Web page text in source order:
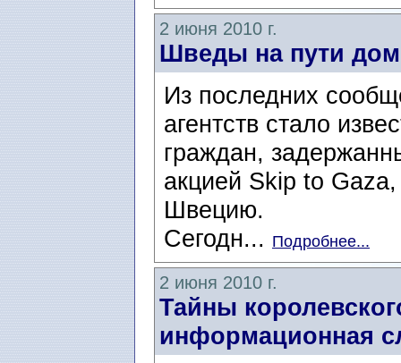
2 июня 2010 г.
Шведы на пути
Из последних
агентств стало
граждан,
акцией Skip to
Швецию.
Сегодн... Подробнее...
2 июня 2010 г.
Тайны
информационная